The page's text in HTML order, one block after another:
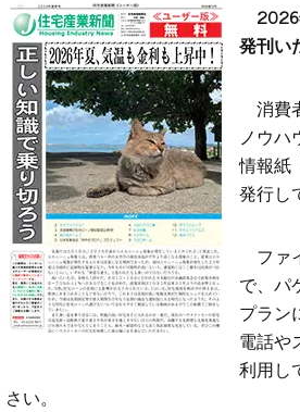
発刊い
消費
ノウハ
情報紙
発行し
ファ
で、パ
プラン
電話や
利用し
さい。